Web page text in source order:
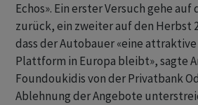
Echos». Ein erster Versuch gehe auf
zurück, ein zweiter auf den Herbst
dass der Autobauer «eine
Plattform in Europa bleibt», sagte
Foundoukidis von der Privatbank
Ablehnung der Angebote